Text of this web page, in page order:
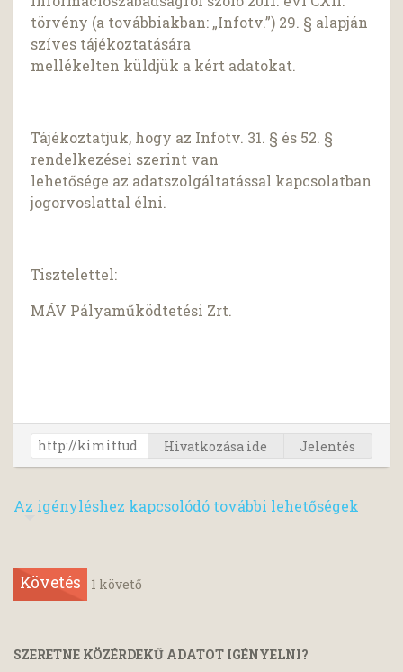
törvény (a továbbiakban: „Infotv.”) 29. § alapján
szíves tájékoztatására
mellékelten küldjük a kért adatokat.
Tájékoztatjuk, hogy az Infotv. 31. § és 52. §
rendelkezései szerint van
lehetősége az adatszolgáltatással kapcsolatban
jogorvoslattal élni.
Tisztelettel:
MÁV Pályaműködtetési Zrt.
Hivatkozása ide Jelentés
Az igényléshez kapcsolódó további lehetőségek
Követés 1 követő
SZERETNE KÖZÉRDEKŰ ADATOT IGÉNYELNI?